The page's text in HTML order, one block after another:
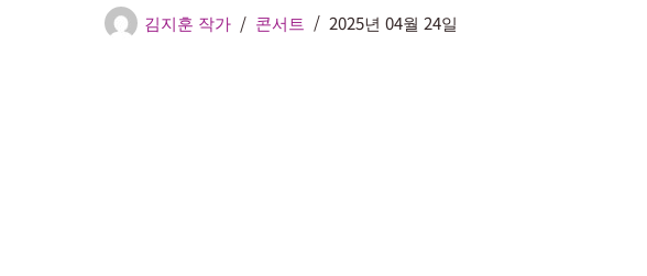
김지훈 작가 콘서트 2025년 04월 24일